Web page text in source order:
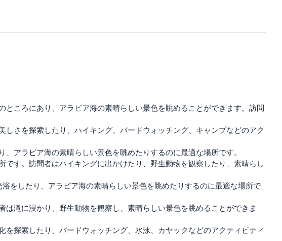
ころにあり、アラビア海の素晴らしい景色を眺めることができます。訪問
さを探索したり、ハイキング、バードウォッチング、キャンプなどのアク
アラビア海の素晴らしい景色を眺めたりするのに最適な場所です。
す。訪問者はハイキングに出かけたり、野生動物を観察したり、素晴らし
をしたり、アラビア海の素晴らしい景色を眺めたりするのに最適な場所で
滝に浸かり、野生動物を観察し、素晴らしい景色を眺めることができま
探索したり、バードウォッチング、水泳、カヤックなどのアクティビティ